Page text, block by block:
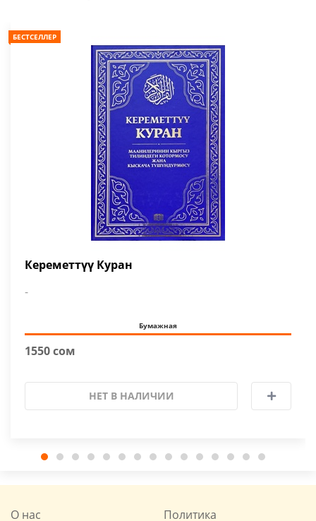
БЕСТСЕЛЛЕР
Кереметтүү Куран
-
Бумажная
1550 сом
НЕТ В НАЛИЧИИ
О нас Политика